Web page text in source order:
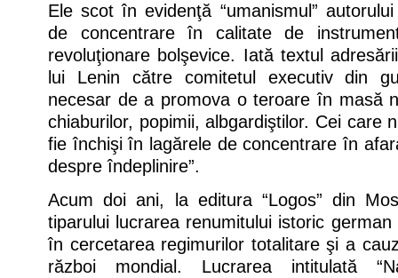
Ele scot în evidenţă “umanismul”
de concentrare în calitate de
revoluţionare bolşevice. Iată textul
lui Lenin către comitetul executiv din
necesar de a promova o teroare în masă
chiaburilor, popimii, albgardiştilor. Cei care
fie închişi în lagărele de concentrare în
despre îndeplinire”.
Acum doi ani, la editura “Logos” din
tiparului lucrarea renumitului istoric
în cercetarea regimurilor totalitare şi a
război mondial. Lucrarea intitulată